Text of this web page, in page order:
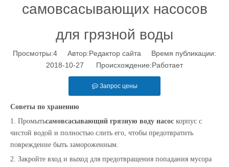
самовсасывающих насосов
для грязной воды
Просмотры:4 Автор:Pедактор сайта Время публикации:
2018-10-27 Происхождение:Работает
Запрос цены
Советы по хранению
1. Промытьсамовсасывающий грязную воду насос корпус с
чистой водой и полностью слить его, чтобы предотвратить
повреждение быть замороженным
2. Закройте вход и выход для предотвращения попадания мусора